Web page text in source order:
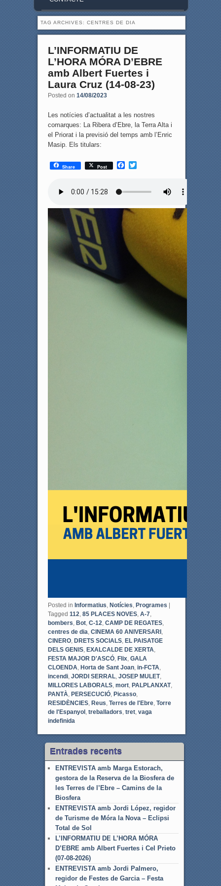
TAG ARCHIVES: CENTRES DE DIA
L’INFORMATIU DE
L’HORA MÓRA D’EBRE
amb Albert Fuertes i
Laura Cruz (14-08-23)
Posted on 14/08/2023
Les notícies d’actualitat a les nostres
comarques: La Ribera d’Ebre, la Terra Alta i
el Priorat i la previsió del temps amb l’Enric
Masip. Els titulars:
Share Post
F
o
T
Posted in Informatius Notícies Programes |
Tagged 112 85 PLACES NOVES, A-7,
bombers Bot, C-12 CAMP DE REGATES,
centres de dia CINEMA 60 ANIVERSARI,
CINERO, DRETS SOCIALS, EL PAISATGE
DELS GENIS, EXALCALDE DE XERTA
FESTA MAJOR D'ASCÓ, Flix, GALA
CLOENDA Horta de Sant Joan, in-FCTA
incendi, JORDI SERRAL, JOSEP MULET,
MILLORES LABORALS, mort, PALPLANXAT,
PANTÀ PERSECUCIÓ, Picasso,
RESIDÈNCIES, Reus Terres de l'Ebre, Torre
de l'Espanyol, treballadors tret, vaga
indefinida
Entrades recents
ENTREVISTA amb Marga Estorach,
gestora de la Reserva de la Biosfera de
les Terres de l’Ebre – Camins de la
Biosfera
ENTREVISTA amb Jordi López, regidor
de Turisme de Móra la Nova – Eclipsi
Total de Sol
L’INFORMATIU DE L’HORA MÓRA
D’EBRE amb Albert Fuertes i Cel Prieto
(07-08-2026)
ENTREVISTA amb Jordi Palmero,
regidor de Festes de Garcia – Festa